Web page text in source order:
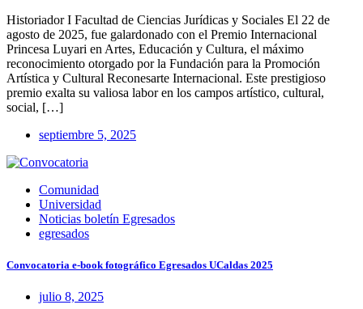
Historiador I Facultad de Ciencias Jurídicas y Sociales El 22 de
agosto de 2025, fue galardonado con el Premio Internacional
Princesa Luyari en Artes, Educación y Cultura, el máximo
reconocimiento otorgado por la Fundación para la Promoción
Artística y Cultural Reconesarte Internacional. Este prestigioso
premio exalta su valiosa labor en los campos artístico, cultural,
social, […]
septiembre 5, 2025
Comunidad
Universidad
Noticias boletín Egresados
egresados
Convocatoria e-book fotográfico Egresados UCaldas 2025
julio 8, 2025